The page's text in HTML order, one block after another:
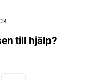
till hjälp?